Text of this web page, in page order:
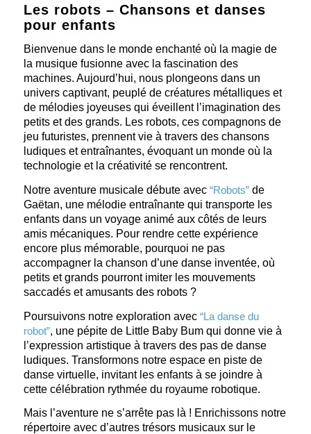
Les robots – Chansons et danses
pour enfants
Bienvenue dans le monde enchanté où la magie de
la musique fusionne avec la fascination des
machines. Aujourd’hui, nous plongeons dans un
univers captivant, peuplé de créatures métalliques et
de mélodies joyeuses qui éveillent l’imagination des
petits et des grands. Les robots, ces compagnons de
jeu futuristes, prennent vie à travers des chansons
ludiques et entraînantes, évoquant un monde où la
technologie et la créativité se rencontrent.
Notre aventure musicale débute avec“Robots”de
Gaëtan, une mélodie entraînante qui transporte les
enfants dans un voyage animé aux côtés de leurs
amis mécaniques. Pour rendre cette expérience
encore plus mémorable, pourquoi ne pas
accompagner la chanson d’une danse inventée, où
petits et grands pourront imiter les mouvements
saccadés et amusants des robots ?
Poursuivons notre exploration avec“La danse du
robot”, une pépite de Little Baby Bum qui donne vie à
l’expression artistique à travers des pas de danse
ludiques. Transformons notre espace en piste de
danse virtuelle, invitant les enfants à se joindre à
cette célébration rythmée du royaume robotique.
Mais l’aventure ne s’arrête pas là ! Enrichissons notre
répertoire avec d’autres trésors musicaux sur le